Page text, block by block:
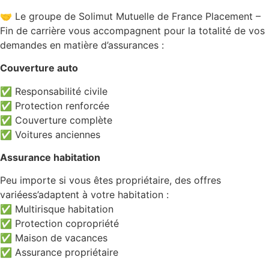
🤝 Le groupe de Solimut Mutuelle de France Placement –
Fin de carrière vous accompagnent pour la totalité de vos
demandes en matière d’assurances :
Couverture auto
✅ Responsabilité civile
✅ Protection renforcée
✅ Couverture complète
✅ Voitures anciennes
Assurance habitation
Peu importe si vous êtes propriétaire, des offres
variéess’adaptent à votre habitation :
✅ Multirisque habitation
✅ Protection copropriété
✅ Maison de vacances
✅ Assurance propriétaire